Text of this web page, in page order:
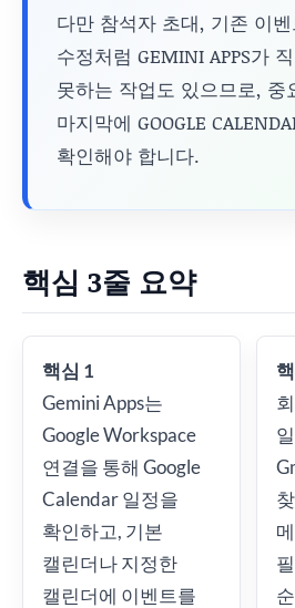
다만 참석자 초대, 기존 이
수정처럼 GEMINI APPS가
못하는 작업도 있으므로, 중
마지막에 GOOGLE
확인해야 합니다.
핵심 3줄 요약
핵심 1
Gemini Apps는
Google Workspace
연결을 통해 Google
Calendar 일정을
확인하고, 기본
캘린더나 지정한
캘린더에 이벤트를